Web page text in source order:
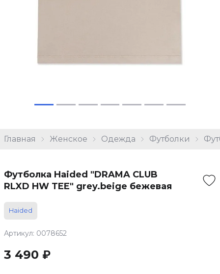
Главная Женское Одежда Футболки
Футболка Haided "DRAMA CLUB
RLXD HW TEE" grey.beige бежевая
Haided
Артикул: 0078652
3 490 ₽